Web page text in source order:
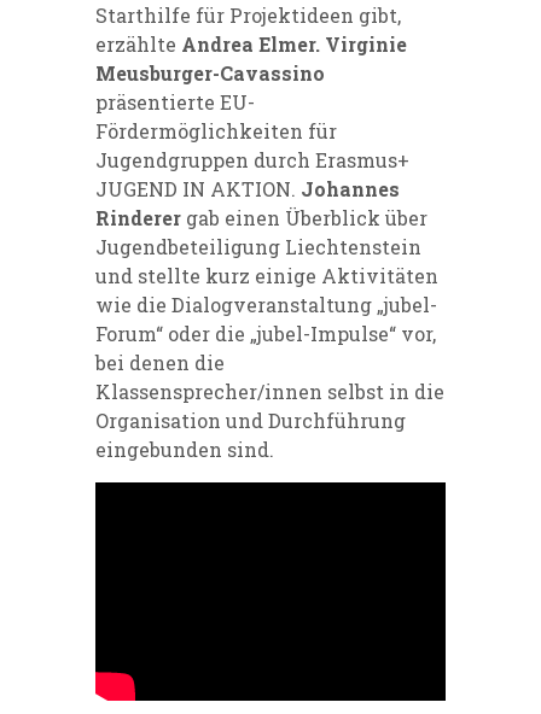
Starthilfe für Projektideen gibt,
erzählte Andrea Elmer. Virginie
Meusburger-Cavassino
präsentierte EU-
Fördermöglichkeiten für
Jugendgruppen durch Erasmus+
JUGEND IN AKTION. Johannes
Rinderer gab einen Überblick über
Jugendbeteiligung Liechtenstein
und stellte kurz einige Aktivitäten
wie die Dialogveranstaltung „jubel-
Forum“ oder die „jubel-Impulse“ vor,
bei denen die
Klassensprecher/innen selbst in die
Organisation und Durchführung
eingebunden sind.